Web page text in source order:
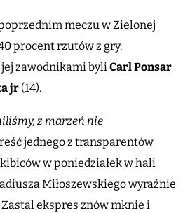
meczu w Zielonej
procent rzutów z gry.
zawodnikami byliCarl Ponsar
jr (14).
z marzeń nie
jednego z transparentów
w poniedziałek w hali
Miłoszewskiego wyraźnie
ekspres znów mknie i